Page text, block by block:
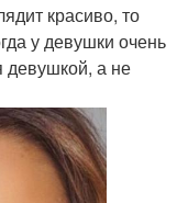
красиво, то
у девушки очень
девушкой, а не